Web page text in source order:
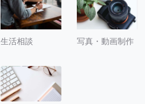
生活相談 写真・動画制作